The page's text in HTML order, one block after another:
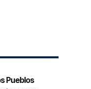
Pueblos